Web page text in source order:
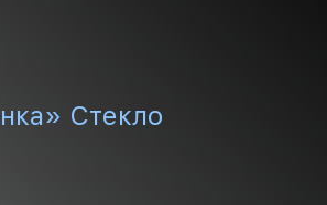
Стекло